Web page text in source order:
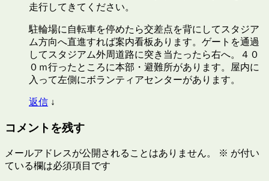
走行してきてください。
駐輪場に自転車を停めたら交差点を背にしてスタジア
ム方向へ直進すれば案内看板あります。ゲートを通過
してスタジアム外周道路に突き当たったら右へ。４０
０ｍ行ったところに本部・避難所があります。屋内に
入って左側にボランティアセンターがあります。
返信 ↓
コメントを残す
メールアドレスが公開されることはありません。 ※ が付い
ている欄は必須項目です